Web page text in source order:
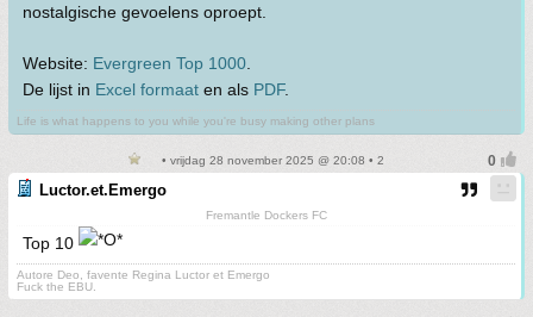
nostalgische gevoelens oproept.
Website: Evergreen Top 1000
De lijst in Excel formaat en als PDF.
Life is what happens to you while you're busy making other plans
• vrijdag 28 november 2025 @ 20:08 • 2
Luctor.et.Emergo
Fremantle Dockers FC
Top 10
Autore Deo, favente Regina Luctor et Emergo
Fuck the EBU.